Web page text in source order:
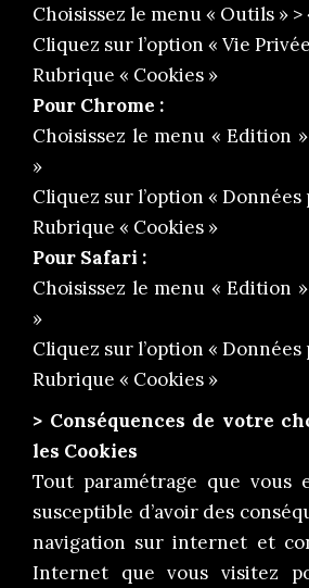
Choisissez le menu « Outils » >
Cliquez sur l’option « Vie
Rubrique « Cookies »
Pour Chrome :
Choisissez le menu « Edition
»
Cliquez sur l’option «
Rubrique « Cookies »
Pour Safari :
Choisissez le menu « Edition
»
Cliquez sur l’option «
Rubrique « Cookies »
> Conséquences de votre
les Cookies
Tout paramétrage que vous
susceptible d’avoir des
navigation sur internet et
Internet que vous visitez